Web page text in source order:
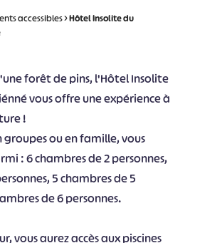
accessibles>Hôtel Insolite du
forêt de pins, l'Hôtel Insolite
vous offre une expérience à
!
groupes ou en famille, vous
: 6 chambres de 2 personnes,
5 chambres de 5
de 6 personnes.
vous aurez accès aux piscines